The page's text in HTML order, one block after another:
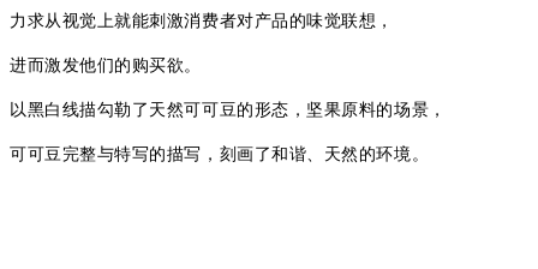
力求从视觉上就能刺激消费者对产品的味觉联想，
进而激发他们的购买欲。
以黑白线描勾勒了天然可可豆的形态，坚果原料的场景，
可可豆完整与特写的描写，刻画了和谐、天然的环境。